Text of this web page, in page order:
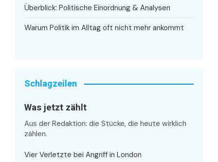
Überblick: Politische Einordnung & Analysen
Warum Politik im Alltag oft nicht mehr ankommt
Schlagzeilen
Was jetzt zählt
Aus der Redaktion: die Stücke, die heute wirklich
zählen.
Vier Verletzte bei Angriff in London